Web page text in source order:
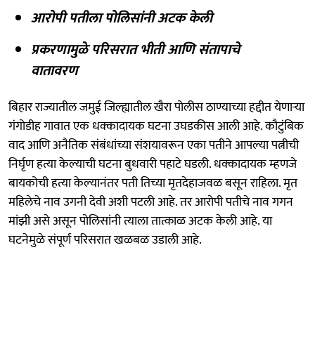
आरोपी पतीला पोलिसांनी अटक केली
प्रकरणामुळे परिसरात भीती आणि संतापाचे
वातावरण
बिहार राज्यातील जमुई जिल्ह्यातील खैरा पोलीस ठाण्याच्या हद्दीत येणाऱ्या
गंगोडीह गावात एक धक्कादायक घटना उघडकीस आली आहे. कौटुंबिक
वाद आणि अनैतिक संबंधांच्या संशयावरून एका पतीने आपल्या पत्नीची
निर्घृण हत्या केल्याची घटना बुधवारी पहाटे घडली. धक्कादायक म्हणजे
बायकोची हत्या केल्यानंतर पती तिच्या मृतदेहाजवळ बसून राहिला. मृत
महिलेचे नाव उगनी देवी अशी पटली आहे. तर आरोपी पतीचे नाव गगन
मांझी असे असून पोलिसांनी त्याला तात्काळ अटक केली आहे. या
घटनेमुळे संपूर्ण परिसरात खळबळ उडाली आहे.